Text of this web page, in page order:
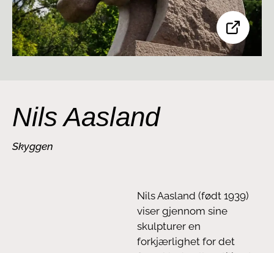
Nils Aasland
Skyggen
Nils Aasland (født 1939)
viser gjennom sine
skulpturer en
forkjærlighet for det